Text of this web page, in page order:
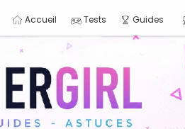
Accueil Tests Guides